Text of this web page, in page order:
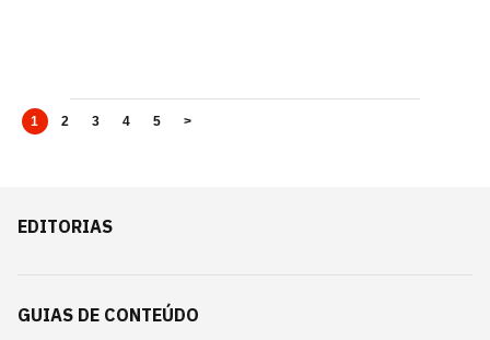
1 2 3 4 5 >
EDITORIAS
GUIAS DE CONTEÚDO